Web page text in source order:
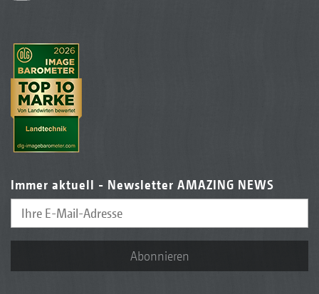
Immer aktuell - Newsletter AMAZING NEWS
Abonnieren